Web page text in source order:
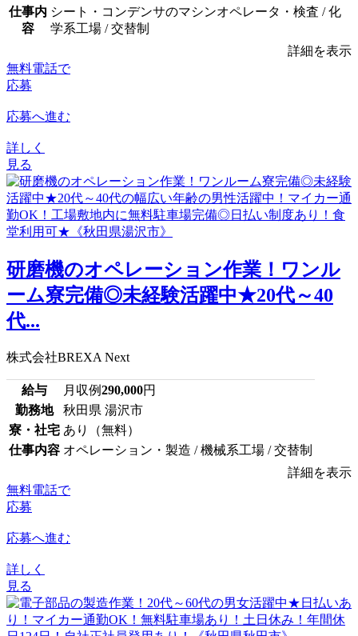
仕事内
容
シート・コンデンサのマシンオペレータ・検査 / 化
学系工場 / 交替制
詳細を表示
無料電話で
応募
応募へ進む
詳しく
見る
研磨機のオペレーション作業！ワンル
ーム寮完備◎未経験活躍中★20代～40
代...
株式会社BREXA Next
給与 月収例290,000円
勤務地
秋田県 湯沢市
寮・社宅 あり（無料）
仕事内容 オペレーション・製造 / 機械系工場 / 交替制
詳細を表示
無料電話で
応募
応募へ進む
詳しく
見る